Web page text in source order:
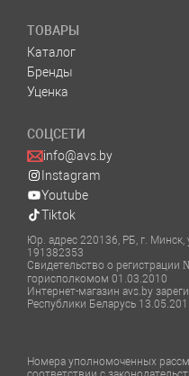
ТОВАРЫ
Каталог
Бренды
Уценка
СОЦСЕТИ
info@avs.by
Instagram
Youtube
Tiktok
Юр. адрес 220136, РБ, г.
191382353
Свидетельство о
горисполкомом 01.03.2010
Интернет-магазин avs.by
Республики Беларусь
Номера уполномоченных